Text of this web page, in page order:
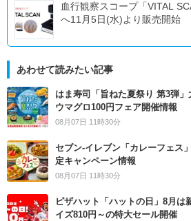
血行観察スコープ「VITAL
へ11月5日(水)より販売開始
あわせて読みたい記事
はま寿司「旨ねた夏祭り 第3弾
ウマグロ100円フェア開催情報
08月07日 11時30分
セブン‐イレブン「カレーフェス
定キャンペーン情報
08月07日 11時30分
ピザハット「ハットの日」8月は
イズ810円～の特大セール開催